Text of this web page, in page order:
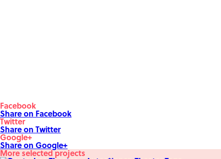
Facebook
Share on Facebook
Twitter
Share on Twitter
Google+
Share on Google+
More selected projects